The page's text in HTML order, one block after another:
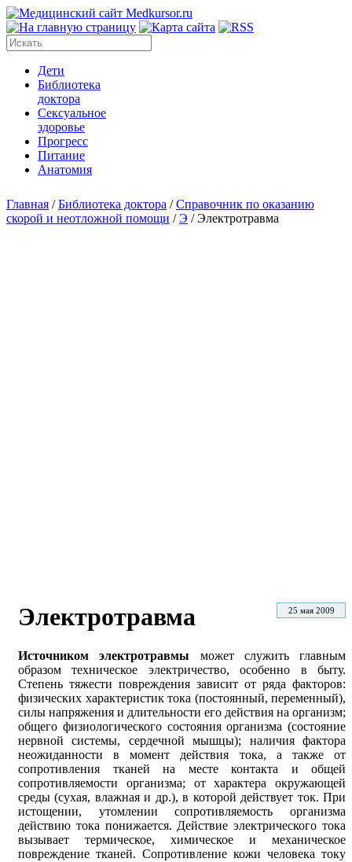
Дети
Библиотека
доктора
Сексуальное
здоровье
Прогресс
Питание
Анатомия
Главная /Библиотека доктора /Справочник по оказанию
скорой и неотложной помощи /Э /Электротравма
25 мая 2009
Электротравма
Источником электротравмы может служить главным
образом техническое электричество, особенно в быту.
Степень тяжести повреждения зависит от ряда факторов:
физических характеристик тока (постоянный, переменный),
силы напряжения и длительности его действия на организм;
общего физиологического состояния организма (состояние
нервной системы, сердечной мышцы); наличия фактора
неожиданности в момент действия тока, а также от
сопротивления тканей на месте контакта и общей
сопротивляемости организма; от характера окружающей
среды (сухая, влажная и др.), в которой действует ток. При
истощении, утомлении сопротивляемость организма
действию тока понижается. Действие электрического тока
вызывает термическое, химическое и механическое
повреждение тканей. Сопротивление кожи человека току